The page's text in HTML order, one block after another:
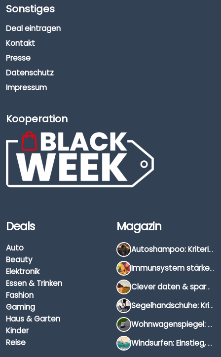
Sonstiges
Deal eintragen
Kontakt
Presse
Datenschutz
Impressum
Kooperation
Deals
Auto
Beauty
Elektronik
Essen & Trinken
Fashion
Gaming
Haus & Garten
Kinder
Reise
Magazin
Autoshampoo: Kriterien, Unterschiede & Anwendung
Immunsystem stärken: Hausmittel, Vitamine & Wissenswertes
Clever daten & sparen: So findest du die besten Deals für Dates und Unternehmungen
Segelhandschuhe: Kriterien, Materialien & Tipps
Wohnwagenspiegel: Auswahl, Preise & Montage
Windsurfen: Einstieg, Ausrüstung & Tipps